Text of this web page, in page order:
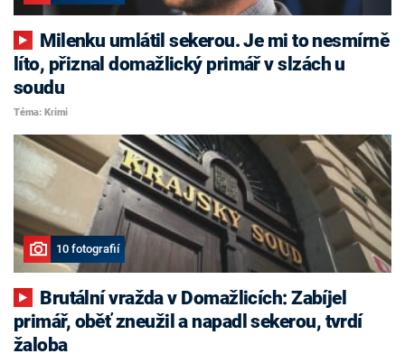
líto, přiznal domažlický primář v slzách u
soudu
Téma: Krimi
10 fotografií
primář, oběť zneužil a napadl sekerou, tvrdí
žaloba